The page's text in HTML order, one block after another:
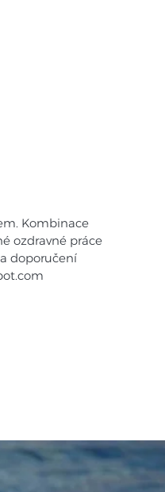
Kombinace
ozdravné práce
doporučení